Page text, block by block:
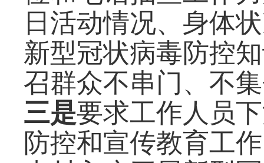
日活动情况、身体
新型冠状病毒防控
召群众不串门、不
三是要求工作人员
防控和宣传教育工